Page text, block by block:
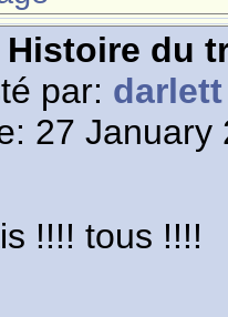
Histoire du
par: darlett
27 January
!!!! tous !!!!